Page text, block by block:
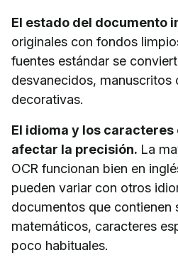
El estado del documento
originales con fondos
fuentes estándar se
desvanecidos, manuscritos
decorativas.
El idioma y los
afectar la precisión. La
OCR funcionan bien en
pueden variar con otros
documentos que contienen
matemáticos, caracteres
poco habituales.